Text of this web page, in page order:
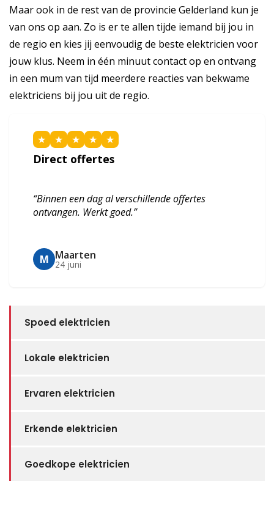
Maar ook in de rest van de provincie Gelderland kun je
van ons op aan. Zo is er te allen tijde iemand bij jou in
de regio en kies jij eenvoudig de beste elektricien voor
jouw klus. Neem in één minuut contact op en ontvang
in een mum van tijd meerdere reacties van bekwame
elektriciens bij jou uit de regio.
★ ★ ★ ★ ★
Direct offertes
“Binnen een dag al verschillende offertes
ontvangen. Werkt goed.”
M Maarten
24 juni
Spoed elektricien
Lokale elektricien
Ervaren elektricien
Erkende elektricien
Goedkope elektricien